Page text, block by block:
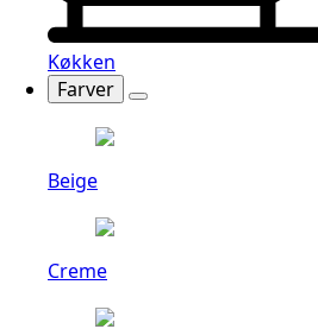
Køkken
Farver
Beige
Creme